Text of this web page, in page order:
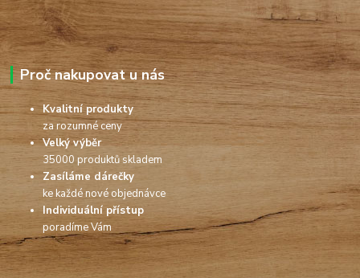
Proč nakupovat u nás
Kvalitní produkty
za rozumné ceny
Velký výběr
35000 produktů skladem
Zasíláme dárečky
ke každé nové objednávce
Individuální přístup
poradíme Vám